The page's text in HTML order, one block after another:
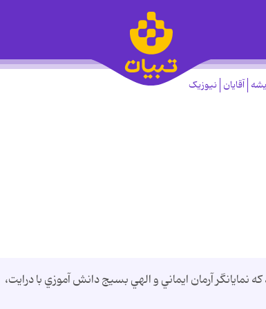
آقایان نیوزیک
آرمان ايماني و الهي بسيج دانش آموزي با درايت،